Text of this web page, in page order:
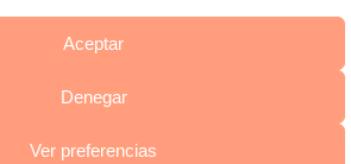
Aceptar
Denegar
Ver preferencias